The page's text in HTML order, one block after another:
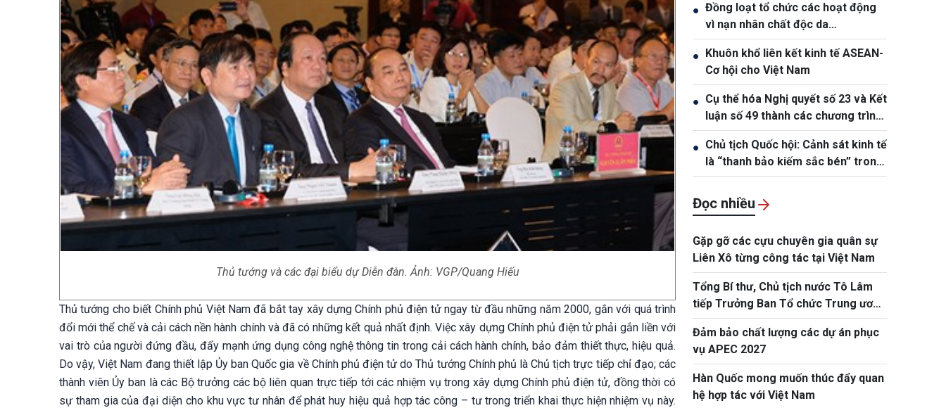
Thủ tướng và các đại biểu dự Diễn đàn. Ảnh: VGP/Quang Hiếu
Thủ tướng cho biết Chính phủ Việt Nam đã bắt tay xây dựng Chính phủ điện tử ngay từ đầu những năm 2000, gắn với quá trình
đổi mới thể chế và cải cách nền hành chính và đã có những kết quả nhất định. Việc xây dựng Chính phủ điện tử phải gắn liền với
vai trò của người đứng đầu, đẩy mạnh ứng dụng công nghệ thông tin trong cải cách hành chính, bảo đảm thiết thực, hiệu quả.
Do vậy, Việt Nam đang thiết lập Ủy ban Quốc gia về Chính phủ điện tử do Thủ tướng Chính phủ là Chủ tịch trực tiếp chỉ đạo; các
thành viên Ủy ban là các Bộ trưởng các bộ liên quan trực tiếp tới các nhiệm vụ trong xây dựng Chính phủ điện tử, đồng thời có
sự tham gia của đại diện cho khu vực tư nhân để phát huy hiệu quả hợp tác công – tư trong triển khai thực hiện nhiệm vụ này.
● Đồng loạt tổ chức các hoạt động
vì nạn nhân chất độc da
cam/dioxin
● Khuôn khổ liên kết kinh tế ASEAN-
Cơ hội cho Việt Nam
● Cụ thể hóa Nghị quyết số 23 và Kết
luận số 49 thành các chương trình
hành động cụ thể
● Chủ tịch Quốc hội: Cảnh sát kinh tế
là “thanh bảo kiếm sắc bén” trong
đấu tranh phòng, chống tội phạm
Đọc nhiều
Gặp gỡ các cựu chuyên gia quân sự
Liên Xô từng công tác tại Việt Nam
Tổng Bí thư, Chủ tịch nước Tô Lâm
tiếp Trưởng Ban Tổ chức Trung ương
Đảng Nhân dân Cách mạng Lào
Đảm bảo chất lượng các dự án phục
vụ APEC 2027
Hàn Quốc mong muốn thúc đẩy quan
hệ hợp tác với Việt Nam